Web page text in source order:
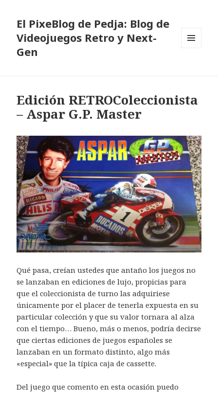
El PixeBlog de Pedja: Blog de
Videojuegos Retro y Next-
Gen
Edición RETROColeccionista
– Aspar G.P. Master
Qué pasa, creían ustedes que antaño los juegos no
se lanzaban en ediciones de lujo, propicias para
que el coleccionista de turno las adquiriese
únicamente por el placer de tenerla expuesta en su
particular colección y que su valor tornara al alza
con el tiempo… Bueno, más o menos, podría decirse
que ciertas ediciones de juegos españoles se
lanzaban en un formato distinto, algo más
«especial» que la típica caja de cassette.
Del juego que comento en esta ocasión puedo